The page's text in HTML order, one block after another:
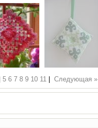
5 6 7 8 9 10 11| Следующая »